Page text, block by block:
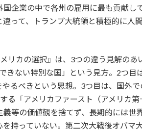
企業の中で各州の雇用に最も貢献し
って、トランプ大統領と積極的に人
リカの選択』は、3つの違う見解のあ
ない特別な国」という見方。2つ目
るべきという思想。3つ目は、国外
「アメリカファースト（アメリカ第
等の価値観を捨てず、長期的には世
持っていない。第二次大戦後オバマ